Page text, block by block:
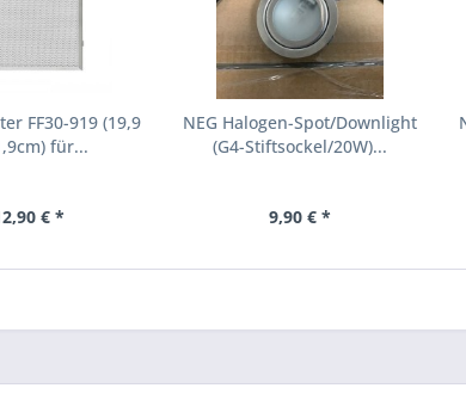
FF30-919 (19,9
für...
€ *
NEG Halogen-Spot/Downlight
(G4-Stiftsockel/20W)...
9,90 € *